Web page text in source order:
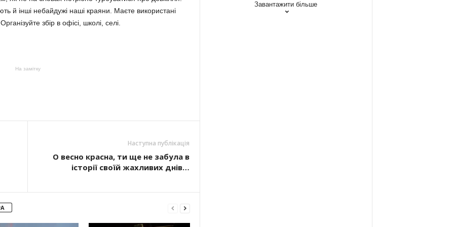
й інші небайдужі наші краяни. Маєте використані
збір в офісі, школі, селі.
На замітку
Наступна публікація
О весно красна, ти ще не забула в
історії своїй жахливих днів…
Завантажити більше